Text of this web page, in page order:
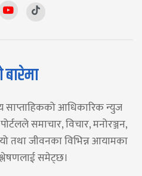
बारेमा
साप्ताहिकको आधिकारिक न्युज
समाचार, विचार, मनोरञ्जन,
तथा जीवनका विभिन्न आयामका
समेट्छ।